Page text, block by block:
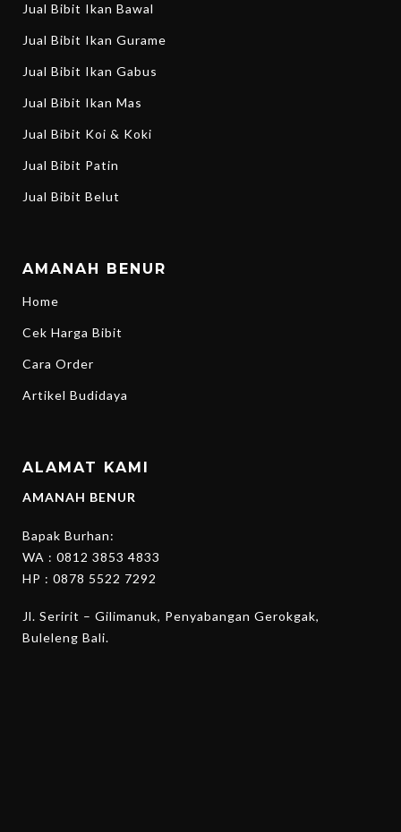
Jual Bibit Ikan Bawal
Jual Bibit Ikan Gurame
Jual Bibit Ikan Gabus
Jual Bibit Ikan Mas
Jual Bibit Koi & Koki
Jual Bibit Patin
Jual Bibit Belut
AMANAH BENUR
Home
Cek Harga Bibit
Cara Order
Artikel Budidaya
ALAMAT KAMI
AMANAH BENUR
Bapak Burhan:
WA : 0812 3853 4833
HP : 0878 5522 7292
Jl. Seririt – Gilimanuk, Penyabangan Gerokgak,
Buleleng Bali.